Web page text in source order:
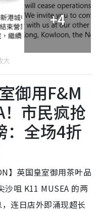
+4
大
御用F&M
！市民疯抢
：全场4折
】英国皇室御用茶叶品
沙咀 K11 MUSEA 的两
连日店外即涌现超长